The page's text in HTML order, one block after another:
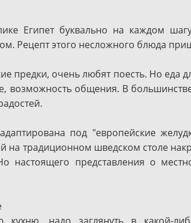
Египет буквально на каждом
Рецепт этого несложного блюда
предки, очень любят поесть. Но еда
возможность общения. В
под "европейские
на традиционном шведском столе
настоящего представления о